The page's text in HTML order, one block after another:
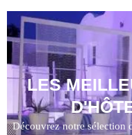
LES
Découvrez notre sélection